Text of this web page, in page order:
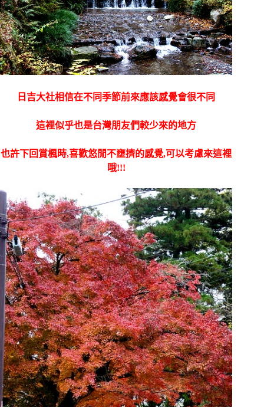
日吉大社相信在不同季節前來應該感覺會很不同
這裡似乎也是台灣朋友們較少來的地方
也許下回賞楓時,喜歡悠閒不壅擠的感覺,可以考慮來這裡
哦!!!